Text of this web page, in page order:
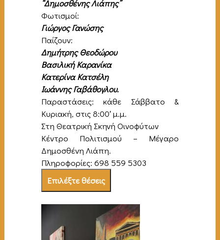
“Δημοσθένης Λιάπης”
Φωτισμοί:
Γιώργος Γανώσης
Παίζουν:
Δημήτρης Θεοδώρου
Βασιλική Καρανίκα
Κατερίνα Κατσέλη
Ιωάννης Γαβάθογλου.
Παραστάσεις: κάθε Σάββατο &
Κυριακή, στις 8:00′ μ.μ.
Στη Θεατρική Σκηνή Οινοφύτων
Κέντρο Πολιτισμού – Μέγαρο
Δημοσθένη Λιάπη.
Πληροφορίες: 698 559 5303
Επιλέξτε θέσεις